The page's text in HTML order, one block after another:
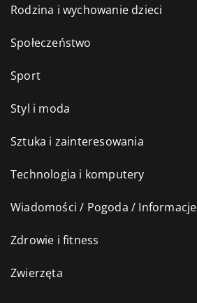
Rodzina i wychowanie dzieci
Społeczeństwo
Sport
Styl i moda
Sztuka i zainteresowania
Technologia i komputery
Wiadomości / Pogoda / Informacje
Zdrowie i fitness
Zwierzęta